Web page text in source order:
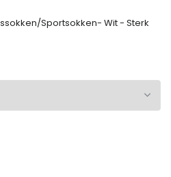
Sportsokken- Wit - Sterk